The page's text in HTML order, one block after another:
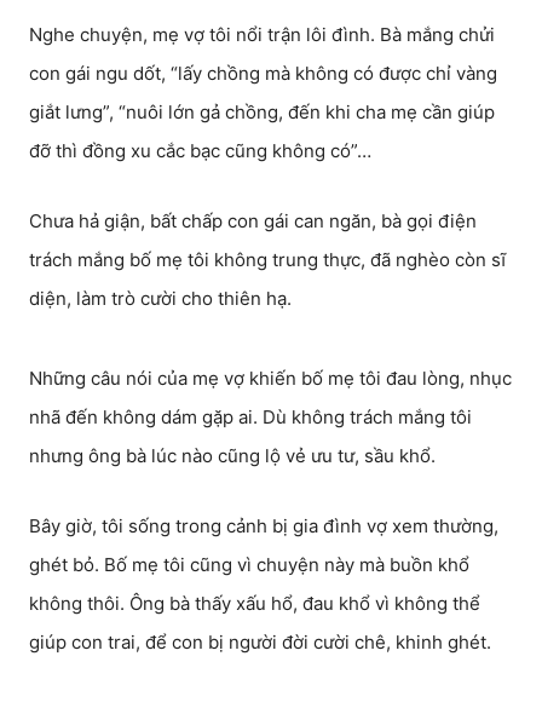
Nghe chuyện, mẹ vợ tôi nổi trận lôi đình. Bà mắng chửi
con gái ngu dốt, “lấy chồng mà không có được chỉ vàng
giắt lưng”, “nuôi lớn gả chồng, đến khi cha mẹ cần giúp
đỡ thì đồng xu cắc bạc cũng không có”…
Chưa hả giận, bất chấp con gái can ngăn, bà gọi điện
trách mắng bố mẹ tôi không trung thực, đã nghèo còn sĩ
diện, làm trò cười cho thiên hạ.
Những câu nói của mẹ vợ khiến bố mẹ tôi đau lòng, nhục
nhã đến không dám gặp ai. Dù không trách mắng tôi
nhưng ông bà lúc nào cũng lộ vẻ ưu tư, sầu khổ.
Bây giờ, tôi sống trong cảnh bị gia đình vợ xem thường,
ghét bỏ. Bố mẹ tôi cũng vì chuyện này mà buồn khổ
không thôi. Ông bà thấy xấu hổ, đau khổ vì không thể
giúp con trai, để con bị người đời cười chê, khinh ghét.